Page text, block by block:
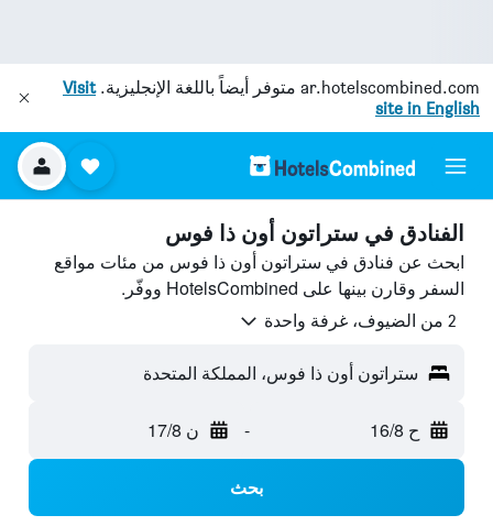
ar.hotelscombined.com متوفر أيضاً باللغة الإنجليزية.Visit
site in English
الفنادق في ستراتون أون ذا فوس
ابحث عن فنادق في ستراتون أون ذا فوس من مئات مواقع
السفر وقارن بينها على HotelsCombined ووفّر.
2 من الضيوف، غرفة واحدة
ستراتون أون ذا فوس، المملكة المتحدة
ح 16/8 - ن 17/8
بحث